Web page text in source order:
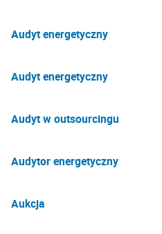
Audyt energetyczny
Audyt energetyczny
Audyt w outsourcingu
Audytor energetyczny
Aukcja